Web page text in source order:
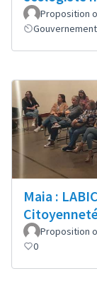
Proposition
Maia :
Proposition
0